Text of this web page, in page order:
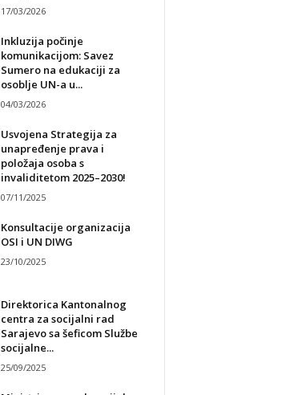
17/03/2026
Inkluzija počinje
komunikacijom: Savez
Sumero na edukaciji za
osoblje UN-a u...
04/03/2026
Usvojena Strategija za
unapređenje prava i
položaja osoba s
invaliditetom 2025–2030!
07/11/2025
Konsultacije organizacija
OSI i UN DIWG
23/10/2025
Direktorica Kantonalnog
centra za socijalni rad
Sarajevo sa šeficom Službe
socijalne...
25/09/2025